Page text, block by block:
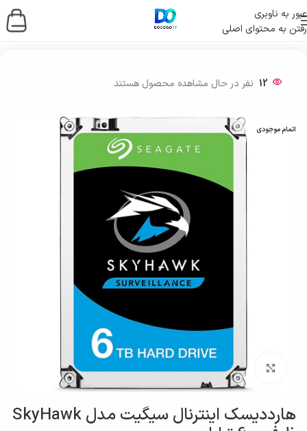
عبور به ناوبری
رفتن به محتوای اصلی
خانه/ ذخیره ساز اطلاعات
12 نفر در حال مشاهده محصول هستند
اتمام موجودی
بزرگنمایی تصویر
هارددیسک اینترنال سیگیت مدل SkyHawk